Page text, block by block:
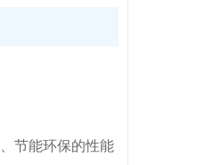
节能环保的性能